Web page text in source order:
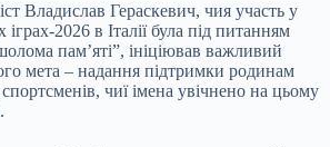
Владислав Гераскевич, чия участь у
іграх-2026 в Італії була під питанням
пам’яті”, ініціював важливий
мета – надання підтримки родинам
чиї імена увічнено на цьому